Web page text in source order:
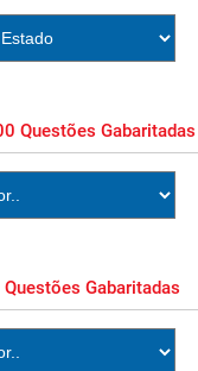
Questões Gabaritadas
Gabaritadas